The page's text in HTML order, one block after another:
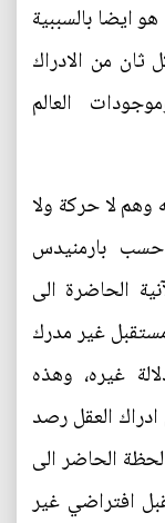
ايضا بالسببية
ثان من الادراك
العالم
وهم لا حركة ولا
حسب بارمنيدس
الحاضرة الى
غير مدرك
غيره، وهذه
ادراك العقل رصد
لحظة الحاضر الى
افتراضي غير